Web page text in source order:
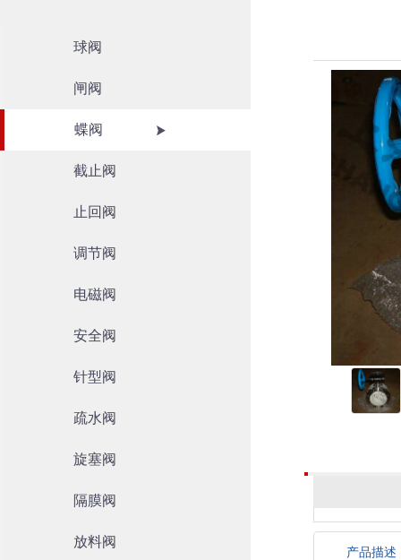
球阀
闸阀
蝶阀
截止阀
止回阀
调节阀
电磁阀
安全阀
针型阀
疏水阀
旋塞阀
隔膜阀
放料阀
产品描述